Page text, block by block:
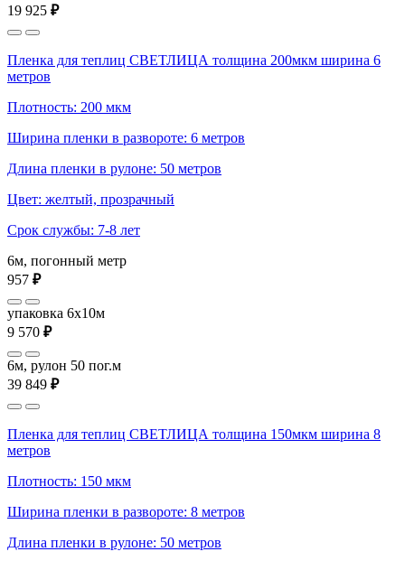
19 925 ₽
Пленка для теплиц СВЕТЛИЦА толщина 200мкм ширина 6
метров
Плотность: 200 мкм
Ширина пленки в развороте: 6 метров
Длина пленки в рулоне: 50 метров
Цвет: желтый, прозрачный
Срок службы: 7-8 лет
6м, погонный метр
957 ₽
упаковка 6x10м
9 570 ₽
6м, рулон 50 пог.м
39 849 ₽
Пленка для теплиц СВЕТЛИЦА толщина 150мкм ширина 8
метров
Плотность: 150 мкм
Ширина пленки в развороте: 8 метров
Длина пленки в рулоне: 50 метров